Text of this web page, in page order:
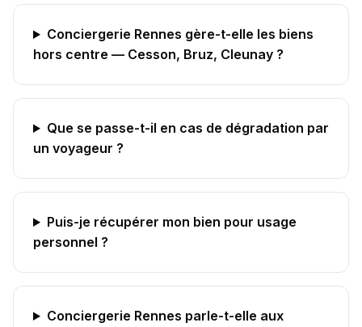
Conciergerie Rennes gère-t-elle les biens
hors centre — Cesson, Bruz, Cleunay ?
Que se passe-t-il en cas de dégradation par
un voyageur ?
Puis-je récupérer mon bien pour usage
personnel ?
Conciergerie Rennes parle-t-elle aux